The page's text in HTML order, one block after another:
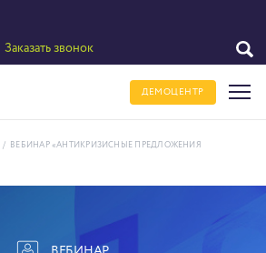
Заказать звонок
ДЕМОЦЕНТР
/
ВЕБИНАР «АНТИКРИЗИСНЫЕ ПРЕДЛОЖЕНИЯ